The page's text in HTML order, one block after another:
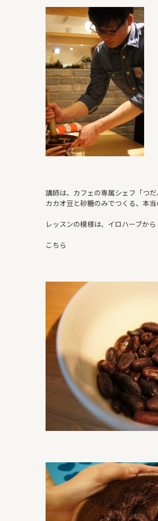
講師は、カフェの専属シェフ「つだ
カカオ豆と砂糖のみでつくる、本当
レッスンの模様は、イロハーブか
こちら